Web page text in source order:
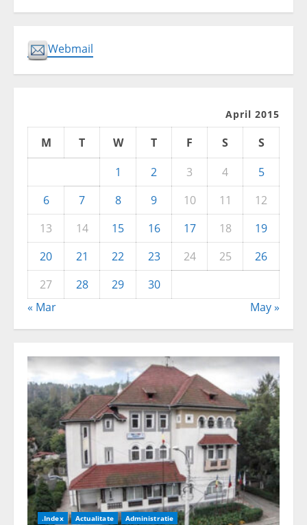
Webmail
April 2015
M T W T F S
S
1
2 3 4
5
6
7 8 9 10 11
12
13
14 15 16 17 18
19
20
21 22 23 24 25
26
27
28 29
30
« Mar
May »
.Index Actualitate Administratie